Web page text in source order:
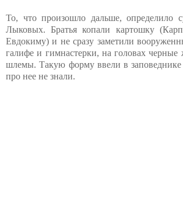
То, что произошло дальше, определило
Лыковых. Братья копали картошку
Евдокиму) и не сразу заметили
галифе и гимнастерки, на головах черные
шлемы. Такую форму ввели в
про нее не знали.